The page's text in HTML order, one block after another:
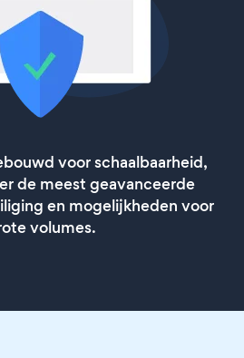
voor schaalbaarheid,
de meest geavanceerde
en mogelijkheden voor
volumes.